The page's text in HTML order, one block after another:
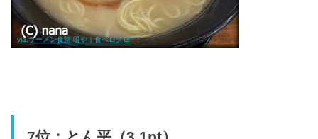
via.ラーメン食堂 暖や｜食べログ